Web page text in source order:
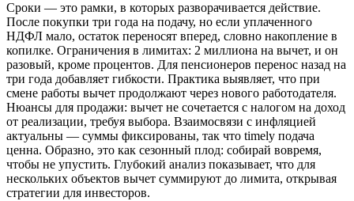
Сроки — это рамки, в которых разворачивается действие.
После покупки три года на подачу, но если уплаченного
НДФЛ мало, остаток переносят вперед, словно накопление в
копилке. Ограничения в лимитах: 2 миллиона на вычет, и он
разовый, кроме процентов. Для пенсионеров перенос назад на
три года добавляет гибкости. Практика выявляет, что при
смене работы вычет продолжают через нового работодателя.
Нюансы для продажи: вычет не сочетается с налогом на доход
от реализации, требуя выбора. Взаимосвязи с инфляцией
актуальны — суммы фиксированы, так что timely подача
ценна. Образно, это как сезонный плод: собирай вовремя,
чтобы не упустить. Глубокий анализ показывает, что для
нескольких объектов вычет суммируют до лимита, открывая
стратегии для инвесторов.